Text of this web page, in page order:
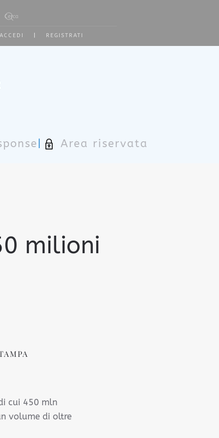
ACCEDI
REGISTRATI
Area riservata
milioni
cui 450 mln
volume di oltre